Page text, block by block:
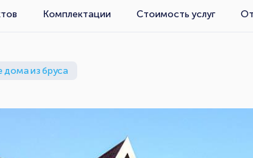
Комплектации Стоимость услуг
дома из бруса